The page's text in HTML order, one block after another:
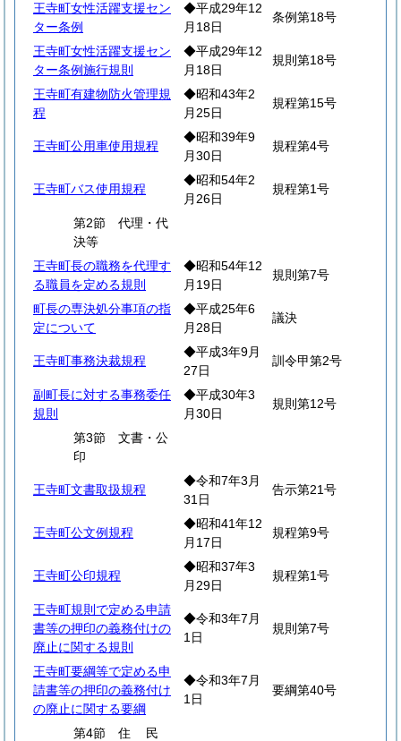
王寺町女性活躍支援セン
ター条例
◆平成29年12
月18日
条例第18号
王寺町女性活躍支援セン
ター条例施行規則
◆平成29年12
月18日
規則第18号
王寺町有建物防火管理規
程
◆昭和43年2
月25日
規程第15号
王寺町公用車使用規程
◆昭和39年9
月30日
規程第4号
王寺町バス使用規程
◆昭和54年2
月26日
規程第1号
第2節 代理・代
決等
王寺町長の職務を代理す
る職員を定める規則
◆昭和54年12
月19日
規則第7号
町長の専決処分事項の指
定について
◆平成25年6
月28日
議決
王寺町事務決裁規程
◆平成3年9月
27日
訓令甲第2号
副町長に対する事務委任
規則
◆平成30年3
月30日
規則第12号
第3節 文書・公
印
王寺町文書取扱規程
◆令和7年3月
31日
告示第21号
王寺町公文例規程
◆昭和41年12
月17日
規程第9号
王寺町公印規程
◆昭和37年3
月29日
規程第1号
王寺町規則で定める申請
書等の押印の義務付けの
廃止に関する規則
◆令和3年7月
1日
規則第7号
王寺町要綱等で定める申
請書等の押印の義務付け
の廃止に関する要綱
◆令和3年7月
1日
要綱第40号
第4節 住 民